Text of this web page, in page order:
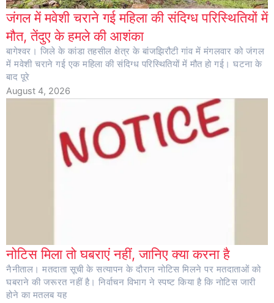
जंगल में मवेशी चराने गई महिला की संदिग्ध परिस्थितियों में
मौत, तेंदुए के हमले की आशंका
बागेश्वर। जिले के कांडा तहसील क्षेत्र के बांजझिरौटी गांव में मंगलवार को जंगल
में मवेशी चराने गई एक महिला की संदिग्ध परिस्थितियों में मौत हो गई। घटना के
बाद पूरे
August 4, 2026
नोटिस मिला तो घबराएं नहीं, जानिए क्या करना है
नैनीताल। मतदाता सूची के सत्यापन के दौरान नोटिस मिलने पर मतदाताओं को
घबराने की जरूरत नहीं है। निर्वाचन विभाग ने स्पष्ट किया है कि नोटिस जारी
होने का मतलब यह